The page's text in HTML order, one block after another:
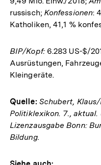
russisch; Konfessionen:
Katholiken, 41,1 %
BIP/Kopf:6.283 US-$/
Ausrüstungen,
Kleingeräte.
Quelle: Schubert,
Politiklexikon. 7., aktual.
Lizenzausgabe Bonn:
Bildung.